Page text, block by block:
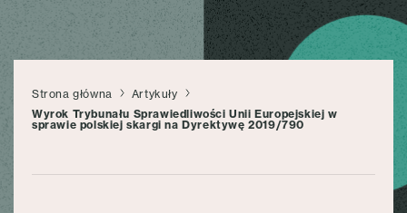
Strona główna
Artykuły
Wyrok Trybunału Sprawiedliwości Unii Europejskiej w
sprawie polskiej skargi na Dyrektywę 2019/790